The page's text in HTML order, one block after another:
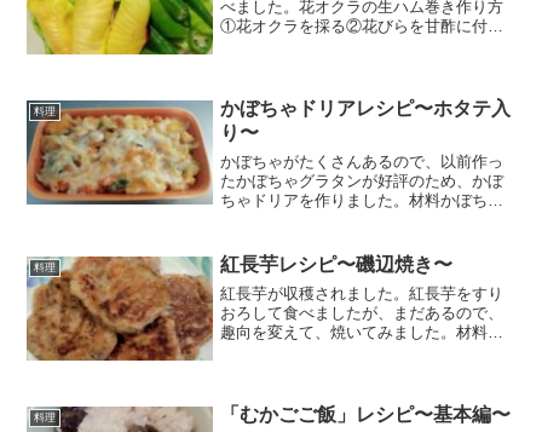
べました。花オクラの生ハム巻き作り方
①花オクラを採る②花びらを甘酢に付け
食べられるので、それよ...
料理
かぼちゃドリアレシピ〜ホタテ入
り〜
かぼちゃがたくさんあるので、以前作っ
たかぼちゃグラタンが好評のため、かぼ
ちゃドリアを作りました。材料かぼちゃ
ねぎを炒める②ホタテを足す➂レンチン
したかぼちゃを足す④水、...
料理 紅長芋レシピ〜磯辺焼き〜
紅長芋が収穫されました。紅長芋をすり
おろして食べましたが、まだあるので、
趣向を変えて、焼いてみました。材料紅
長芋をすりま...
料理 「むかごご飯」レシピ〜基本編〜